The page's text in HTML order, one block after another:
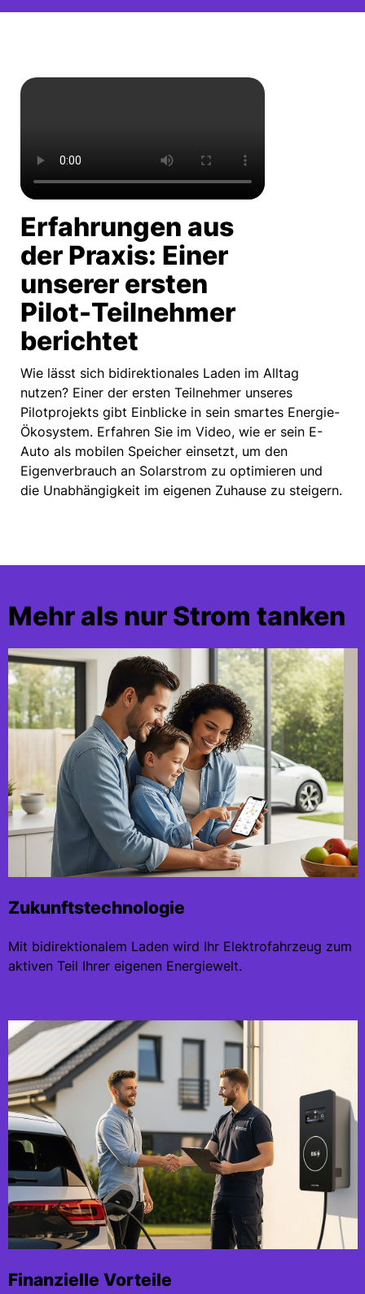
Erfahrungen aus
der Praxis: Einer
unserer ersten
Pilot-Teilnehmer
berichtet
Wie lässt sich bidirektionales Laden im Alltag
nutzen? Einer der ersten Teilnehmer unseres
Pilotprojekts gibt Einblicke in sein smartes Energie-
Ökosystem. Erfahren Sie im Video, wie er sein E-
Auto als mobilen Speicher einsetzt, um den
Eigenverbrauch an Solarstrom zu optimieren und
die Unabhängigkeit im eigenen Zuhause zu steigern.
Mehr als nur Strom tanken
Zukunftstechnologie
Mit bidirektionalem Laden wird Ihr Elektrofahrzeug zum
aktiven Teil Ihrer eigenen Energiewelt.
Finanzielle Vorteile